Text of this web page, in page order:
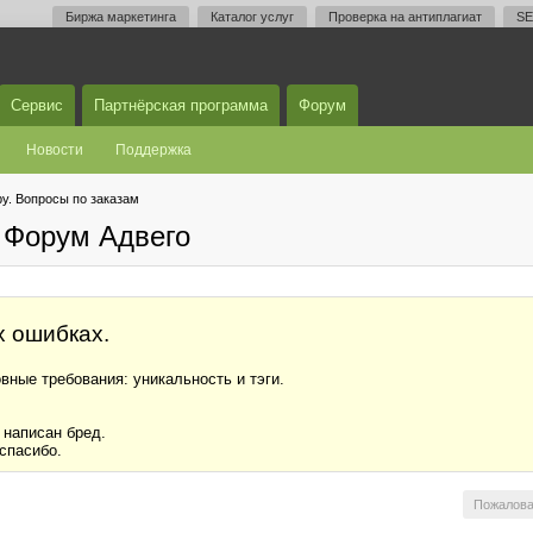
Биржа маркетинга Каталог услуг Проверка на антиплагиат
Сервис Партнёрская программа Форум
Новости Поддержка
Вопросы по заказам
Адвего
ошибках.
требования: уникальность и тэги.
бред.